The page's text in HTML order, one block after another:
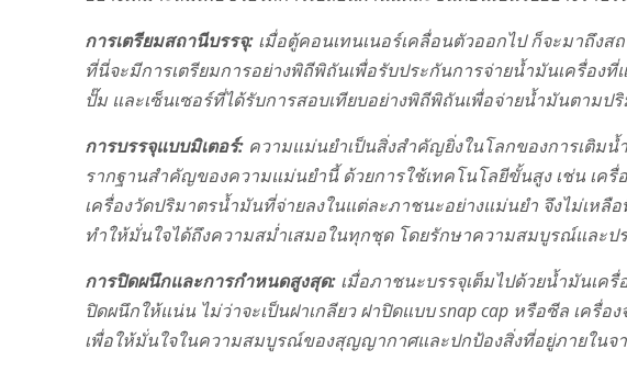
การเตรียมสถานีบรรจุ: เมื่อตู้คอนเทนเนอร์เคลื่อนตัวออกไป ก็จะมาถึง
ที่นี่จะมีการเตรียมการอย่างพิถีพิถันเพื่อรับประกันการจ่ายน้ำมันเครื่อง
ปั๊ม และเซ็นเซอร์ที่ได้รับการสอบเทียบอย่างพิถีพิถันเพื่อจ่ายน้ำมันตาม
การบรรจุแบบมิเตอร์: ความแม่นยำเป็นสิ่งสำคัญยิ่งในโลกของการเติมน้
รากฐานสำคัญของความแม่นยำนี้ ด้วยการใช้เทคโนโลยีขั้นสูง เช่น เครื่
เครื่องวัดปริมาตรน้ำมันที่จ่ายลงในแต่ละภาชนะอย่างแม่นยำ จึงไม่เหลื
ทำให้มั่นใจได้ถึงความสม่ำเสมอในทุกชุด โดยรักษาความสมบูรณ์แล
การปิดผนึกและการกำหนดสูงสุด: เมื่อภาชนะบรรจุเต็มไปด้วยน้ำมันเค
ปิดผนึกให้แน่น ไม่ว่าจะเป็นฝาเกลียว ฝาปิดแบบ snap cap หรือซีล เครื่
เพื่อให้มั่นใจในความสมบูรณ์ของสุญญากาศและปกป้องสิ่งที่อยู่ภายในจ